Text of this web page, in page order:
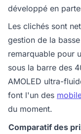
développé en
Les clichés sont
gestion de la
remarquable pour
sous la barre des
AMOLED ultra-
font l'un des
du moment.
Comparatif des